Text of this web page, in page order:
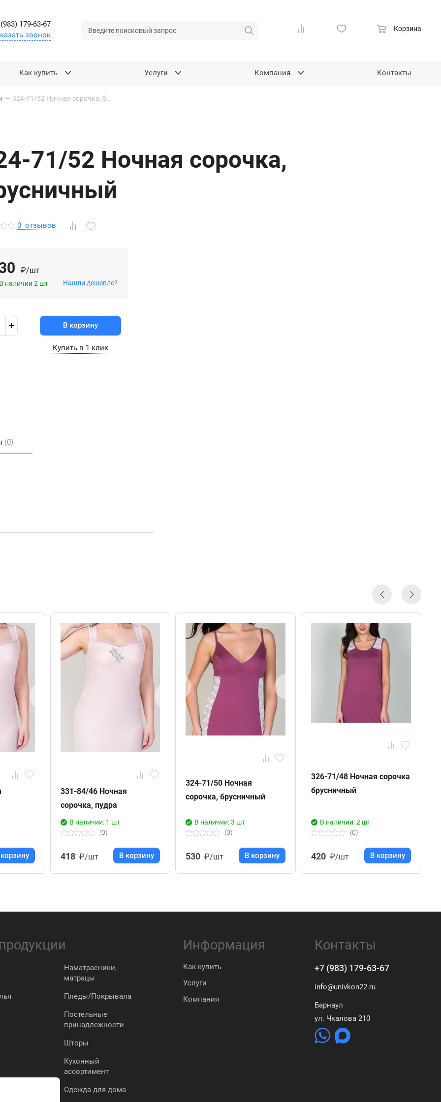
179-63-67
звонок
Корзина
Как купить Услуги Компания Контакты
— 324-71/52 Ночная сорочка, брусничный
71/52 Ночная сорочка,
0 отзывов
₽/шт
наличии 2 шт Нашли дешевле?
+ В корзину
Купить в 1 клик
(0)
331-84/46 Ночная
сорочка, пудра
В наличии: 1 шт
(0)
418 ₽/шт В корзину
324-71/50 Ночная
сорочка, брусничный
В наличии: 3 шт
(0)
530 ₽/шт В корзину
326-71/48 Ночная сорочка
брусничный
В наличии: 2 шт
(0)
420 ₽/шт В корзину
Наматрасники,
матрацы
Пледы/Покрывала
Постельные
принадлежности
Шторы
Кухонный
ассортимент
Одежда для дома
Информация
Как купить
Услуги
Компания
Контакты
+7 (983) 179-63-67
info@univkon22.ru
Барнаул
ул. Чкалова 210